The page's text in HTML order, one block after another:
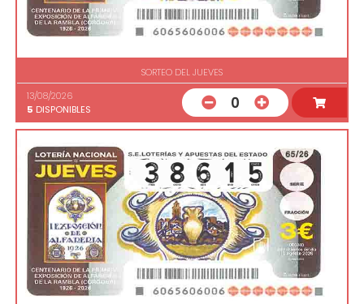
SORTEO DEL JUEVES
13/08/2026
5 DISPONIBLES 0